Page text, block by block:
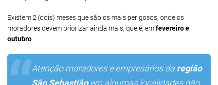
Existem 2 (dois) meses que são os mais perigosos, onde os
moradores devem priorizar ainda mais, que é, emfevereiro e
outubro
Atenção moradores e empresários da região
São Sebastiãoem algumas localidades não